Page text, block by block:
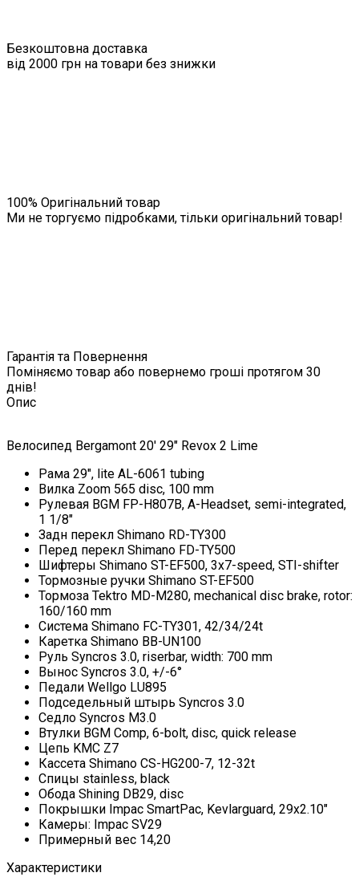
Безкоштовна доставка
від 2000 грн на товари без знижки
100% Оригінальний товар
Ми не торгуємо підробками, тільки оригінальний товар!
Гарантія та Повернення
Поміняємо товар або повернемо гроші протягом 30
днів!
Опис
Велосипед Bergamont 20' 29" Revox 2 Lime
Рама 29", lite AL-6061 tubing
Вилка Zoom 565 disc, 100 mm
Рулевая BGM FP-H807B, A-Headset, semi-integrated,
1 1/8"
Задн перекл Shimano RD-TY300
Перед перекл Shimano FD-TY500
Шифтеры Shimano ST-EF500, 3x7-speed, STI-shifter
Тормозные ручки Shimano ST-EF500
Тормоза Tektro MD-M280, mechanical disc brake, rotor:
160/160 mm
Система Shimano FC-TY301, 42/34/24t
Каретка Shimano BB-UN100
Руль Syncros 3.0, riserbar, width: 700 mm
Вынос Syncros 3.0, +/-6°
Педали Wellgo LU895
Подседельный штырь Syncros 3.0
Седло Syncros M3.0
Втулки BGM Comp, 6-bolt, disc, quick release
Цепь KMC Z7
Кассета Shimano CS-HG200-7, 12-32t
Спицы stainless, black
Обода Shining DB29, disc
Покрышки Impac SmartPac, Kevlarguard, 29x2.10"
Камеры: Impac SV29
Примерный вес 14,20
Характеристики